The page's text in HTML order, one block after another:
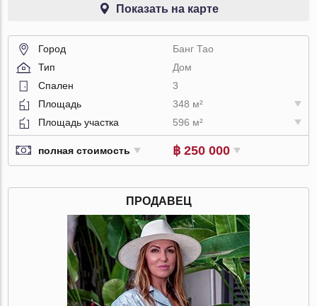
Показать на карте
Город
Банг Тао
Тип
Дом
Спален
3
Площадь
348 м²
Площадь участка
596 м²
полная стоимость ฿ 250 000
ПРОДАВЕЦ